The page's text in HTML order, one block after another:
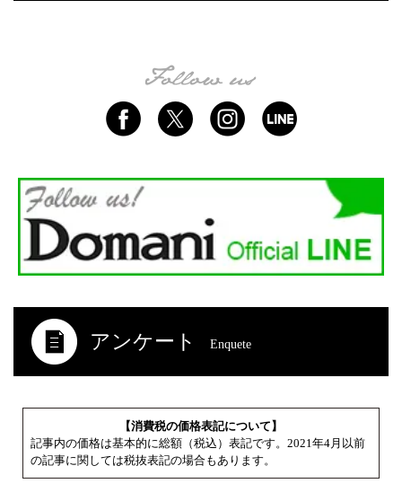
アンケート Enquete
【消費税の価格表記について】
記事内の価格は基本的に総額（税込）表記です。2021年4月以前
の記事に関しては税抜表記の場合もあります。